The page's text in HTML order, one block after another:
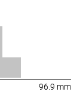
96.9 mm